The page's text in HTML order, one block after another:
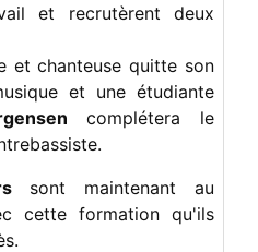
et recrutèrent deux
et chanteuse quitte son
et une étudiante
complétera le
sont maintenant au
cette formation qu'ils